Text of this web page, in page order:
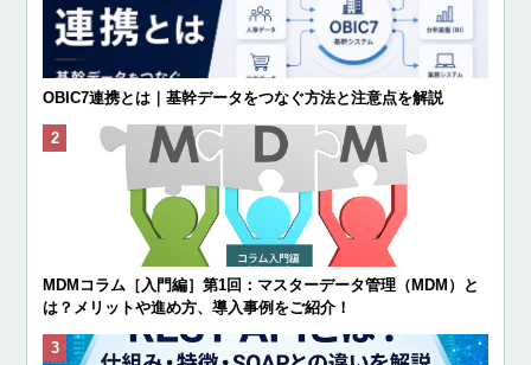
OBIC7連携とは｜基幹データをつなぐ方法と注意点を解説
MDMコラム［入門編］第1回：マスターデータ管理（MDM）と
は？メリットや進め方、導入事例をご紹介！